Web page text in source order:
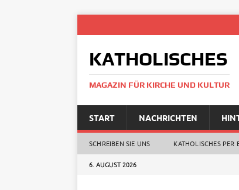
KATHOLISCHES
MAGAZIN FÜR KIRCHE UND KULTUR
START NACHRICHTEN
SCHREIBEN SIE UNS KATHOLISCHES PER
6. AUGUST 2026